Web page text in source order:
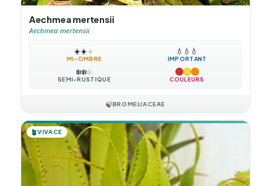
Aechmea mertensii
Aechmea mertensii
☀️☀️☀️
MI-OMBRE
💧 💧 💧
IMPORTANT
❄️❄️❄️
SEMI-RUSTIQUE COULEURS
🍃BROMELIACEAE
🪴VIVACE